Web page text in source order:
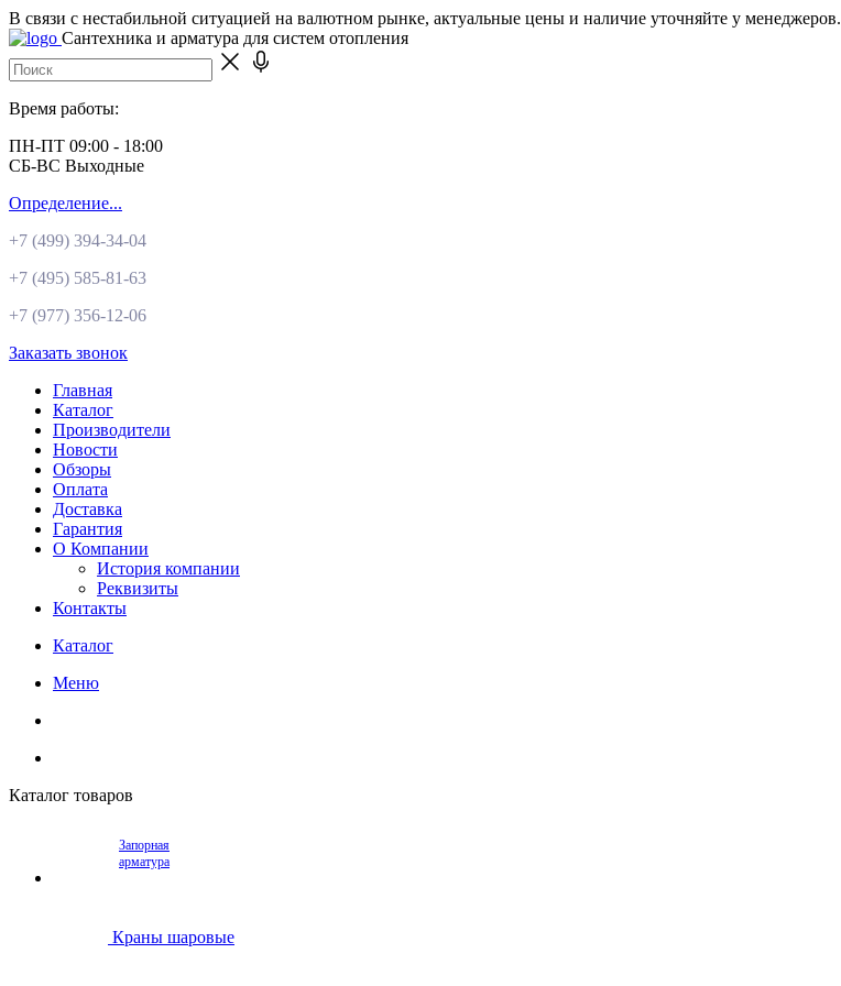
В связи с нестабильной ситуацией на валютном рынке, актуальные цены и наличие уточняйте у менеджеров.
Сантехника и арматура для систем отопления
Время работы:
ПН-ПТ 09:00 - 18:00
СБ-ВС Выходные
Определение...
+7 (499) 394-34-04
+7 (495) 585-81-63
+7 (977) 356-12-06
Заказать звонок
Главная
Каталог
Производители
Новости
Обзоры
Оплата
Доставка
Гарантия
О Компании
История компании
Реквизиты
Контакты
Каталог
Меню
Каталог товаров
Запорная
арматура
Краны шаровые